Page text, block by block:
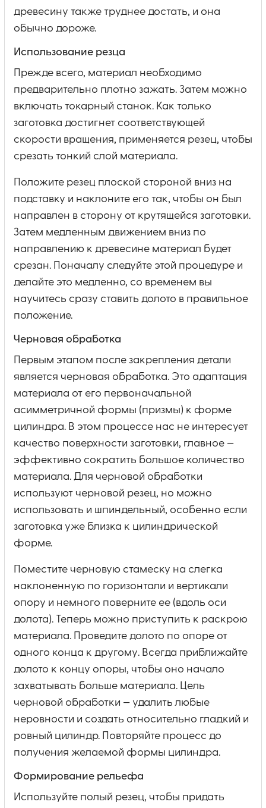
древесину также труднее достать, и она
обычно дороже.
Использование резца
Прежде всего, материал необходимо
предварительно плотно зажать. Затем можно
включать токарный станок. Как только
заготовка достигнет соответствующей
скорости вращения, применяется резец, чтобы
срезать тонкий слой материала.
Положите резец плоской стороной вниз на
подставку и наклоните его так, чтобы он был
направлен в сторону от крутящейся заготовки.
Затем медленным движением вниз по
направлению к древесине материал будет
срезан. Поначалу следуйте этой процедуре и
делайте это медленно, со временем вы
научитесь сразу ставить долото в правильное
положение.
Черновая обработка
Первым этапом после закрепления детали
является черновая обработка. Это адаптация
материала от его первоначальной
асимметричной формы (призмы) к форме
цилиндра. В этом процессе нас не интересует
качество поверхности заготовки, главное —
эффективно сократить большое количество
материала. Для черновой обработки
используют черновой резец, но можно
использовать и шпиндельный, особенно если
заготовка уже близка к цилиндрической
форме.
Поместите черновую стамеску на слегка
наклоненную по горизонтали и вертикали
опору и немного поверните ее (вдоль оси
долота). Теперь можно приступить к раскрою
материала. Проведите долото по опоре от
одного конца к другому. Всегда приближайте
долото к концу опоры, чтобы оно начало
захватывать больше материала. Цель
черновой обработки — удалить любые
неровности и создать относительно гладкий и
ровный цилиндр. Повторяйте процесс до
получения желаемой формы цилиндра.
Формирование рельефа
Используйте полый резец, чтобы придать